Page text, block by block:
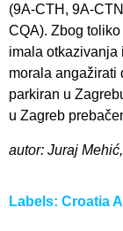
(9A-CTH, 9A-
CQA). Zbog
imala otkazivanja
morala angažirati
parkiran u
u Zagreb
autor: Juraj
Labels: Croatia